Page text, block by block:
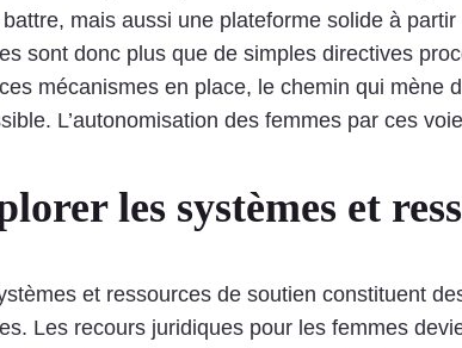
mais aussi une plateforme solide à
sont donc plus que de simples directives
mécanismes en place, le chemin qui mène
L’autonomisation des femmes par ces
les systèmes et
et ressources de soutien constituent
Les recours juridiques pour les femmes